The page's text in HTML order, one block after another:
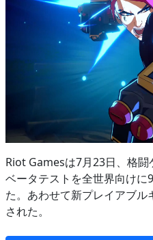
Riot Gamesは7月23日、格闘
ベータテストを全世界向けに
た。あわせて新プレイアブ
された。